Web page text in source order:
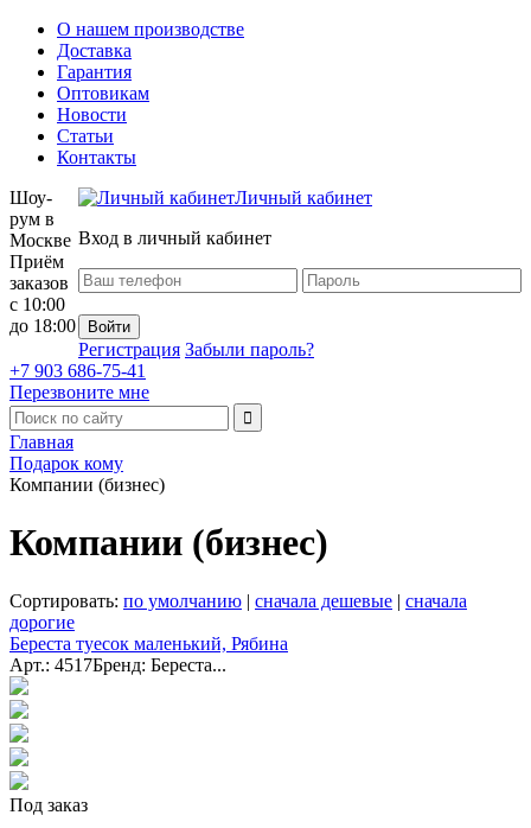
О нашем производстве
Доставка
Гарантия
Оптовикам
Новости
Статьи
Контакты
Личный кабинет
Вход в личный кабинет
Регистрация Забыли пароль?
Шоу-
рум в
Москве
Приём
заказов
с 10:00
до 18:00
+7 903 686-75-41
Перезвоните мне
Главная
Подарок кому
Компании (бизнес)
Компании (бизнес)
Сортировать: по умолчанию | сначала дешевые | сначала
дорогие
Береста туесок маленький, Рябина
Арт.: 4517Бренд: Береста...
Под заказ